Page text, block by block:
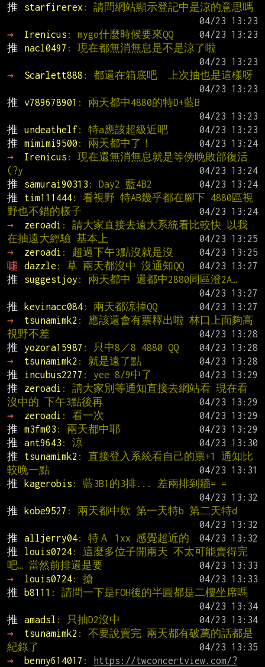
推
starfirerex : 請問網站顯示登記中是涼的意思嗎
→
Irenicus : mygo什麼時候要來QQ
推
nacl0497 : 現在都無消無息是不是涼了啦
→
Scarlett888 : 都還在箱底吧  上次抽也是這樣呀
推
v789678901 : 兩天都中4880的特D+藍B
推
undeathelf: 特a應該超級近吧
推
mimimi9500 : 兩天都中了！
→
Irenicus : 現在還無消無息就是等傍晚敗部復活
(?y
推
samurai90313 : Day2 藍4B2
推
tim111444: 看視野 特AB幾乎都在腳下 4880區視
野也不錯的樣子
→
zeroadi : 請大家直接去遠大系統看比較快 以我
在抽遠大經驗 基本上
→
zeroadi : 超過下午3點沒就是沒
噓
dazzle : 草 兩天都沒中 沒通知QQ
推
suggestjoy : 兩天都中 還都中2880同區澄2A…
推
kevinacc084: 兩天都涼掉QQ
→
tsunamimk2 : 應該還會有票釋出啦 林口上面夠高
視野不差
推
yozora15987 : 只中8／8 4880 QQ
→
tsunamimk2 : 就是遠了點
推
incubus2277 : yee 8/9中了
推
zeroadi : 請大家別等通知直接去網站看 現在看
沒中的 下午3點後再
→
zeroadi : 看一次
推
m3fm03 : 兩天都中耶
推
ant9643 : 涼
推
tsunamimk2 : 直接登入系統看自己的票+1 通知比
較晚一點
推
kagerobis : 藍3B1的3排... 差兩排到牆= =
推
kobe9527 : 兩天都中欸 第一天特b 第二天特d
推
alljerry04: 特Ａ 1xx 感覺超近的
推
louis0724: 這麼多位子開兩天 不太可能賣得完
吧… 當然前排還是要
→
louis0724: 搶
推
b8111 : 請問一下是FOH後的半圓都是二樓坐席嗎
推
amadsl : 只抽D2沒中
→
tsunamimk2 : 不要說賣完 兩天都有破萬的話都是
紀錄了
→
benny614017 :
https://twconcertview.com/?